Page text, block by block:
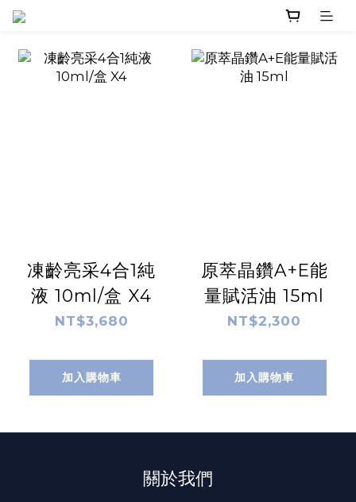
凍齡亮采4合1純
液 10ml/盒 X4
NT$3,680
加入購物車
原萃晶鑽A+E能
量賦活油 15ml
NT$2,300
加入購物車
關於我們